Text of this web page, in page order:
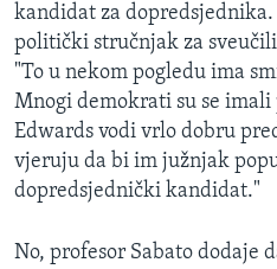
kandidat za dopredsjednika.
politički stručnjak za
"To u nekom pogledu ima
Mnogi demokrati su se
Edwards vodi vrlo dobru
vjeruju da bi im južnjak
dopredsjednički kandidat."
No, profesor Sabato dodaje